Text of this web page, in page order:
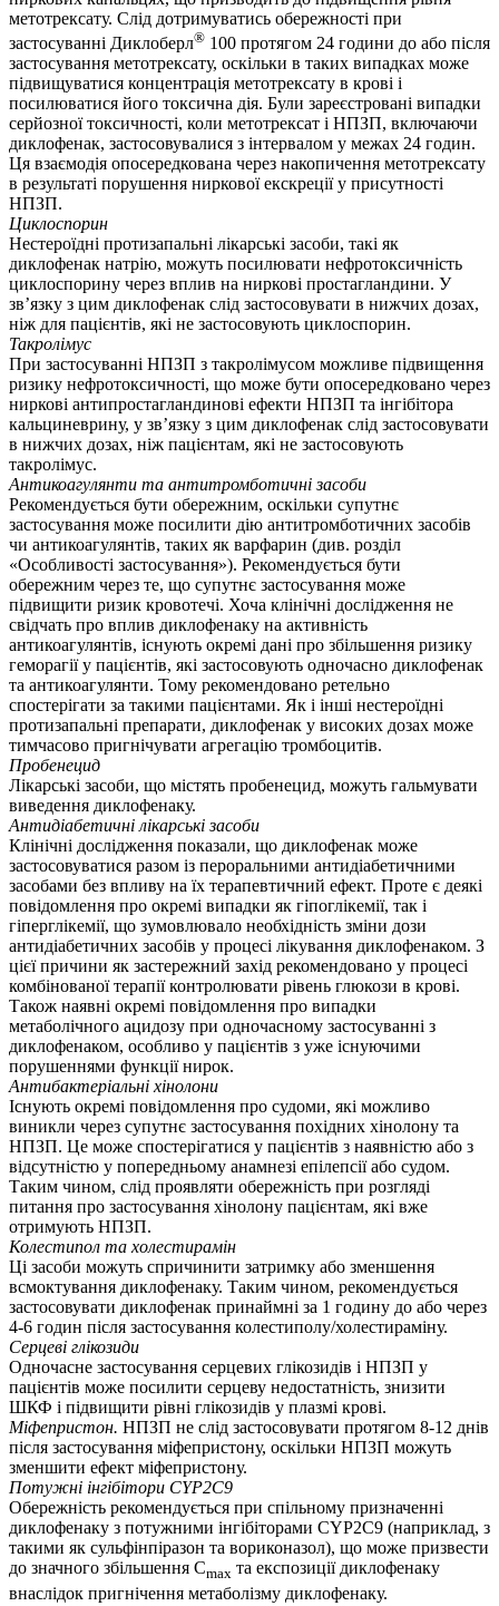
метотрексату. Слід дотримуватись обережності при
застосуванні Диклоберл® 100 протягом 24 години до або після
застосування метотрексату, оскільки в таких випадках може
підвищуватися концентрація метотрексату в крові і
посилюватися його токсична дія. Були зареєстровані випадки
серйозної токсичності, коли метотрексат і НПЗП, включаючи
диклофенак, застосовувалися з інтервалом у межах 24 годин.
Ця взаємодія опосередкована через накопичення метотрексату
в результаті порушення ниркової екскреції у присутності
НПЗП.
Циклоспорин
Нестероїдні протизапальні лікарські засоби, такі як
диклофенак натрію, можуть посилювати нефротоксичність
циклоспорину через вплив на ниркові простагландини. У
зв’язку з цим диклофенак слід застосовувати в нижчих дозах,
ніж для пацієнтів, які не застосовують циклоспорин.
Такролімуc
При застосуванні НПЗП з такролімусом можливе підвищення
ризику нефротоксичності, що може бути опосередковано через
ниркові антипростагландинові ефекти НПЗП та інгібітора
кальциневрину, у зв’язку з цим диклофенак слід застосовувати
в нижчих дозах, ніж пацієнтам, які не застосовують
такролімус.
Антикоагулянти та антитромботичні засоби
Рекомендується бути обережним, оскільки супутнє
застосування може посилити дію антитромботичних засобів
чи антикоагулянтів, таких як варфарин (див. розділ
«Особливості застосування»). Рекомендується бути
обережним через те, що супутнє застосування може
підвищити ризик кровотечі. Хоча клінічні дослідження не
свідчать про вплив диклофенаку на активність
антикоагулянтів, існують окремі дані про збільшення ризику
геморагії у пацієнтів, які застосовують одночасно диклофенак
та антикоагулянти. Тому рекомендовано ретельно
спостерігати за такими пацієнтами. Як і інші нестероїдні
протизапальні препарати, диклофенак у високих дозах може
тимчасово пригнічувати агрегацію тромбоцитів.
Пробенецид
Лікарські засоби, що містять пробенецид, можуть гальмувати
виведення диклофенаку.
Антидіабетичні лікарські засоби
Клінічні дослідження показали, що диклофенак може
застосовуватися разом із пероральними антидіабетичними
засобами без впливу на їх терапевтичний ефект. Проте є деякі
повідомлення про окремі випадки як гіпоглікемії, так і
гіперглікемії, що зумовлювало необхідність зміни дози
антидіабетичних засобів у процесі лікування диклофенаком. З
цієї причини як застережний захід рекомендовано у процесі
комбінованої терапії контролювати рівень глюкози в крові.
Також наявні окремі повідомлення про випадки
метаболічного ацидозу при одночасному застосуванні з
диклофенаком, особливо у пацієнтів з уже існуючими
порушеннями функції нирок.
Антибактеріальні хінолони
Існують окремі повідомлення про судоми, які можливо
виникли через супутнє застосування похідних хінолону та
НПЗП. Це може спостерігатися у пацієнтів з наявністю або з
відсутністю у попередньому анамнезі епілепсії або судом.
Таким чином, слід проявляти обережність при розгляді
питання про застосування хінолону пацієнтам, які вже
отримують НПЗП.
Колестипол та холестирамін
Ці засоби можуть спричинити затримку або зменшення
всмоктування диклофенаку. Таким чином, рекомендується
застосовувати диклофенак принаймні за 1 годину до або через
4-6 годин після застосування колестиполу/холестираміну.
Серцеві глікозиди
Одночасне застосування серцевих глікозидів і НПЗП у
пацієнтів може посилити серцеву недостатність, знизити
ШКФ і підвищити рівні глікозидів у плазмі крові.
Міфепристон. НПЗП не слід застосовувати протягом 8-12 днів
після застосування міфепристону, оскільки НПЗП можуть
зменшити ефект міфепристону.
Потужні інгібітори CYP2C9
Обережність рекомендується при спільному призначенні
диклофенаку з потужними інгібіторами CYP2C9 (наприклад, з
такими як сульфінпіразон та вориконазол), що може призвести
до значного збільшення Cmax та експозиції диклофенаку
внаслідок пригнічення метаболізму диклофенаку.